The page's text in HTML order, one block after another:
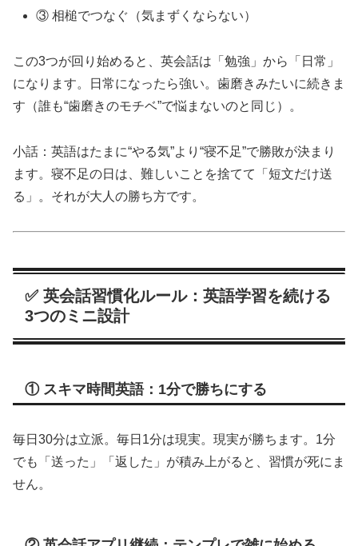
③ 相槌でつなぐ（気まずくならない）
この3つが回り始めると、英会話は「勉強」から「日常」
になります。日常になったら強い。歯磨きみたいに続きま
す（誰も“歯磨きのモチベ”で悩まないのと同じ）。
小話：英語はたまに“やる気”より“寝不足”で勝敗が決まり
ます。寝不足の日は、難しいことを捨てて「短文だけ送
る」。それが大人の勝ち方です。
✅ 英会話習慣化ルール：英語学習を続ける
3つのミニ設計
① スキマ時間英語：1分で勝ちにする
毎日30分は立派。毎日1分は現実。現実が勝ちます。1分
でも「送った」「返した」が積み上がると、習慣が死にま
せん。